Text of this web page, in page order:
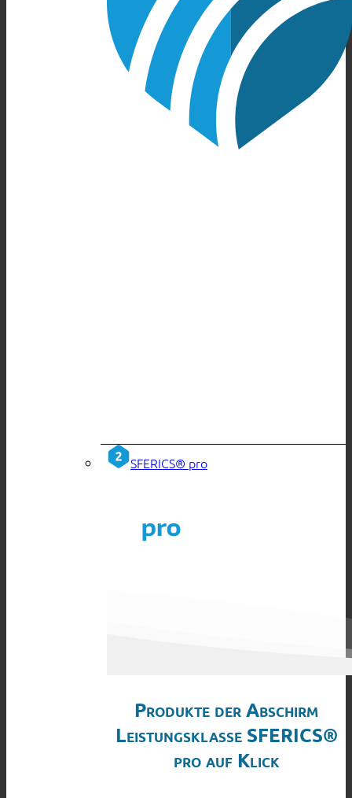
SFERICS® pro
Produkte der Abschirm
Leistungsklasse SFERICS®
pro auf Klick